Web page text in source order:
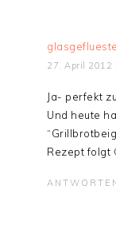
27. April 2012
Ja- perfekt
Und heute
Rezept folgt